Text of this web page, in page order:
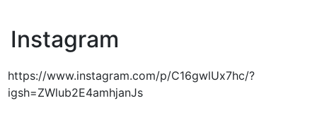
Instagram
https://www.instagram.com/p/C16gwlUx7hc/?
igsh=ZWlub2E4amhjanJs